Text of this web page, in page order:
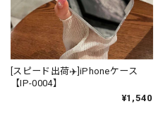
[スピード出荷✈️]iPhoneケース
【IP-0004】
¥1,540